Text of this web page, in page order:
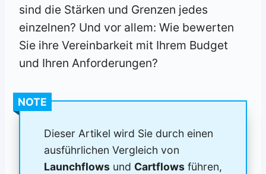
sind die Stärken und Grenzen jedes
einzelnen? Und vor allem: Wie bewerten
Sie ihre Vereinbarkeit mit Ihrem Budget
und Ihren Anforderungen?
NOTE
Dieser Artikel wird Sie durch einen
ausführlichen Vergleich von
Launchflows und Cartflows führen,